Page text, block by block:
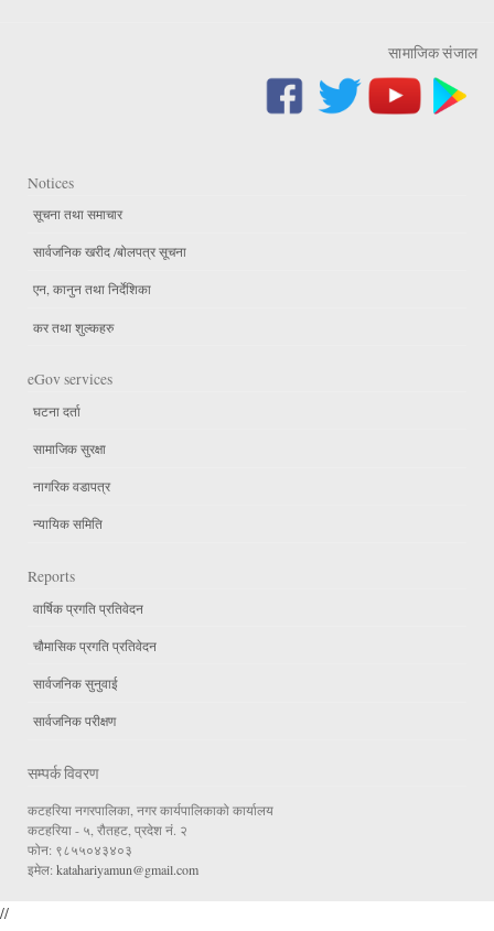
सामाजिक संजाल
Notices
सूचना तथा समाचार
सार्वजनिक खरीद /बोलपत्र सूचना
एन, कानुन तथा निर्देशिका
कर तथा शुल्कहरु
eGov services
घटना दर्ता
सामाजिक सुरक्षा
नागरिक वडापत्र
न्यायिक समिति
Reports
वार्षिक प्रगति प्रतिवेदन
चौमासिक प्रगति प्रतिवेदन
सार्वजनिक सुनुवाई
सार्वजनिक परीक्षण
सम्पर्क विवरण
कटहरिया नगरपालिका, नगर कार्यपालिकाको कार्यालय
कटहरिया - ५, रौतहट, प्रदेश नं. २
फोन: ९८५५०४३४०३
इमेल: katahariyamun@gmail.com
//